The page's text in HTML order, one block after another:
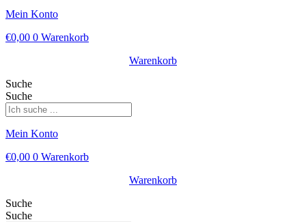
Mein Konto
€0,00 0 Warenkorb
Warenkorb
Suche
Suche
Mein Konto
€0,00 0 Warenkorb
Warenkorb
Suche
Suche